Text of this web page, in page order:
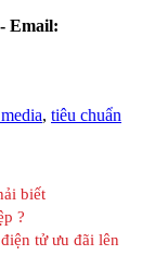
Email:
, tiêu chuẩn
biết
?
tử ưu đãi lên